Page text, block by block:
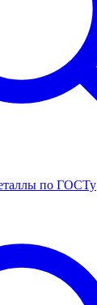
по ГОСТу